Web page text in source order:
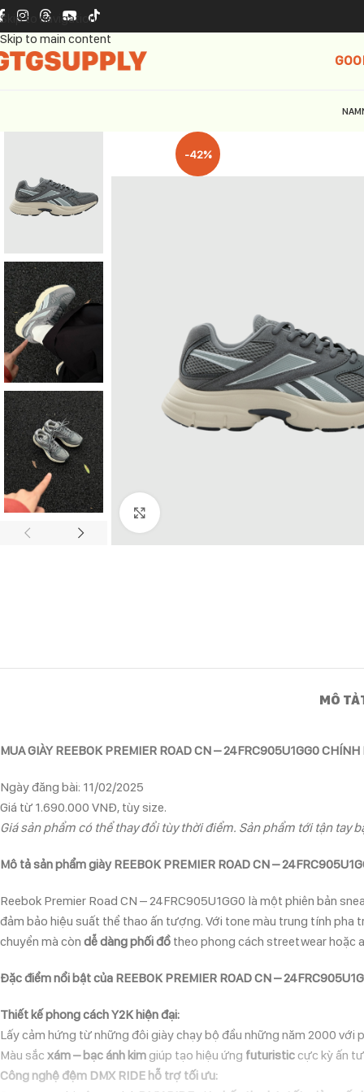
Skip to navigation
Skip to main content
NAM
-42%
MÔ TẢ
MUA GIÀY REEBOK PREMIER ROAD CN – 24FRC905U1GG0
Ngày đăng bài: 11/02/2025
Giá từ 1.690.000 VNĐ, tùy size.
Giá sản phẩm có thể thay đổi tùy thời điểm. Sản phẩm tới tận tay
Mô tả sản phẩm giày REEBOK PREMIER ROAD CN –
Reebok Premier Road CN – 24FRC905U1GG0 là một phiên bản
đảm bảo hiệu suất thể thao ấn tượng. Với tone màu trung tính pha
chuyển mà còn dễ dàng phối đồ theo phong cách streetwear hoặc
Đặc điểm nổi bật của REEBOK PREMIER ROAD CN –
Thiết kế phong cách Y2K hiện đại:
Lấy cảm hứng từ những đôi giày chạy bộ đầu những năm 2000 với
Màu sắc xám – bạc ánh kim giúp tạo hiệu ứng futuristic cực kỳ ấn
Công nghệ đệm DMX RIDE hỗ trợ tối ưu: